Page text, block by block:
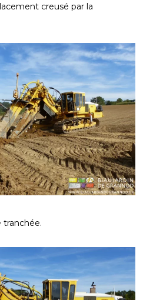
creusé par la
tranchée.